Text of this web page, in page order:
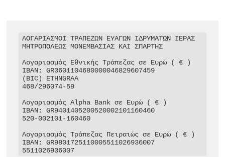
ΛΟΓΑΡΙΑΣΜΟΙ ΤΡΑΠΕΖΩΝ ΕΥΑΓΩΝ ΙΔΡΥΜΑΤΩΝ ΙΕΡΑΣ
ΜΗΤΡΟΠΟΛΕΩΣ ΜΟΝΕΜΒΑΣΙΑΣ ΚΑΙ ΣΠΑΡΤΗΣ
Λογαριασμός Εθνικής Τράπεζας σε Ευρώ ( € )
IBAN: GR3601104680000046829607459
(BIC) ETHNGRAA
468/296074-59
Λογαριασμός Alpha Bank σε Ευρώ ( € )
IBAN: GR9401405200520002101160460
520-002101-160460
Λογαριασμός Τράπεζας Πειραιώς σε Ευρώ ( € )
IBAN: GR9801725110005511026936007
5511026936007